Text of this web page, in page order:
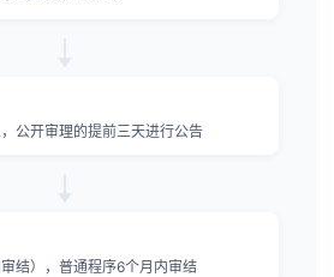
公开审理的提前三天进行公告
审结），普通程序6个月内审结